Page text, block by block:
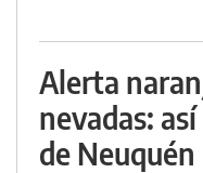
Alerta
nevadas:
de Neuquén